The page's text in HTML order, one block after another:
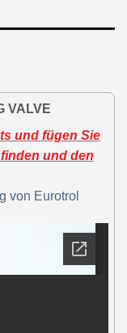
VALVE
und fügen Sie
und den
von Eurotrol